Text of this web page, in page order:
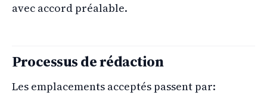
avec accord préalable.
Processus de rédaction
Les emplacements acceptés passent par: